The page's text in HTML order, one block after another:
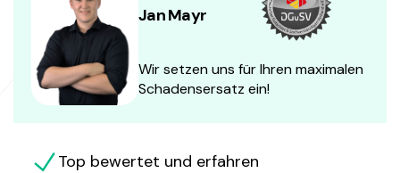
Jan Mayr
Wir setzen uns für Ihren maximalen
Schadensersatz ein!
Top bewertet und erfahren